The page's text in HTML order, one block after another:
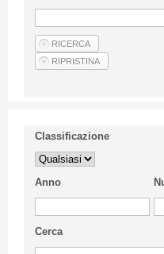
Privacy Policy
Articoli
Classificazione
Anno
Cerca